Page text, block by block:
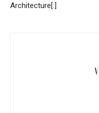
Architecture[:]